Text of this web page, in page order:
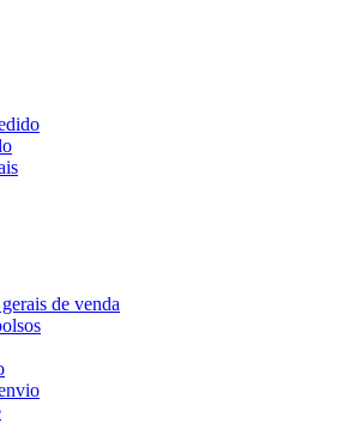
de venda